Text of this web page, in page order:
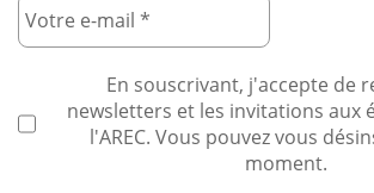
En souscrivant, j'accepte de
newsletters et les invitations aux
l'AREC. Vous pouvez vous
moment.